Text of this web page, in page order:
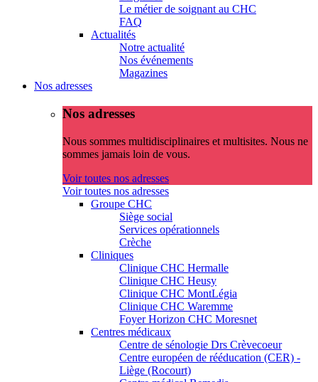
Le métier de soignant au CHC
FAQ
Actualités
Notre actualité
Nos événements
Magazines
Nos adresses
Nos adresses
Nous sommes multidisciplinaires et multisites. Nous ne
sommes jamais loin de vous.
Voir toutes nos adresses
Voir toutes nos adresses
Groupe CHC
Siège social
Services opérationnels
Crèche
Cliniques
Clinique CHC Hermalle
Clinique CHC Heusy
Clinique CHC MontLégia
Clinique CHC Waremme
Foyer Horizon CHC Moresnet
Centres médicaux
Centre de sénologie Drs Crèvecoeur
Centre européen de rééducation (CER) -
Liège (Rocourt)